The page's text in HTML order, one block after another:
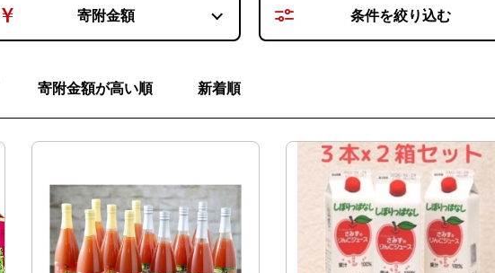
寄附金額 条件を絞り込む
寄附金額が高い順 新着順